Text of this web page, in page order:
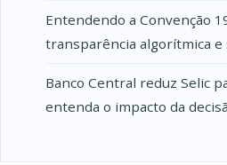
Entendendo a Convenção
transparência algorítmica e
Banco Central reduz Selic
entenda o impacto da